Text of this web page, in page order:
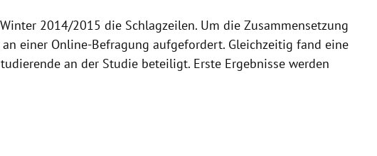
2014/2015 die Schlagzeilen. Um die Zusammensetzung
einer Online-Befragung aufgefordert. Gleichzeitig fand eine
an der Studie beteiligt. Erste Ergebnisse werden